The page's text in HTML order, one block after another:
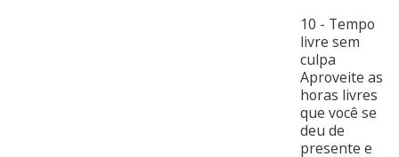
10 - Tempo
livre sem
culpa
Aproveite as
horas livres
que você se
deu de
presente e